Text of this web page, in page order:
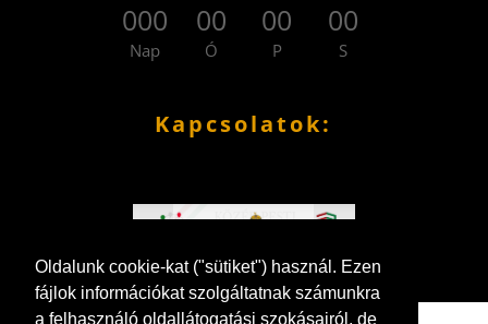
Oldalunk cookie-kat ("sütiket") használ. Ezen
fájlok információkat szolgáltatnak számunkra
a felhasználó oldallátogatási szokásairól, de
000
Nap
00
Ó
00
P
00
S
Kapcsolatok: